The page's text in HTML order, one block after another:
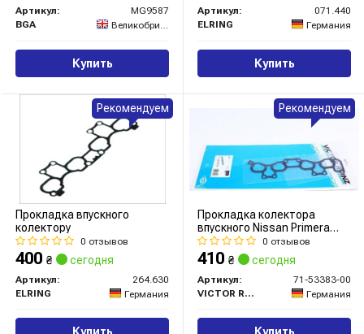
Артикул:
MG9587
BGA
Великобритания
Купить
Артикул:
071.440
ELRING
Германия
Купить
Прокладка впускного
колектору
0 отзывов
400 ₴ сегодня
Артикул:
264.630
ELRING
Германия
Рекомендуем
Прокладка колектора
впускного Nissan Primera
1.6-1.8 96-080 отзывов
410 ₴ сегодня
Артикул:
71-53383-00
VICTOR REINZ
Германия
Рекомендуем